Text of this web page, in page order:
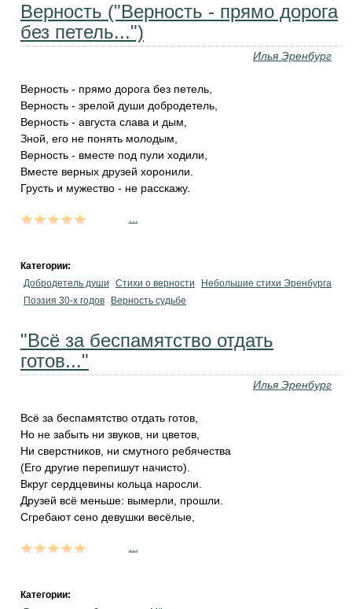
Верность ("Верность - прямо дорога
без петель...")
Илья Эренбург
Верность - прямо дорога без петель,
Верность - зрелой души добродетель,
Верность - августа слава и дым,
Зной, его не понять молодым,
Верность - вместе под пули ходили,
Вместе верных друзей хоронили.
Грусть и мужество - не расскажу.
Категории:
Добродетель души
Стихи о верности
Небольшие стихи Эренбурга
Поэзия 30-х годов
Верность судьбе
"Всё за беспамятство отдать
готов..."
Илья Эренбург
Всё за беспамятство отдать готов,
Но не забыть ни звуков, ни цветов,
Ни сверстников, ни смутного ребячества
(Его другие перепишут начисто).
Вкруг сердцевины кольца наросли.
Друзей всё меньше: вымерли, прошли.
Сгребают сено девушки весёлые,
Категории: